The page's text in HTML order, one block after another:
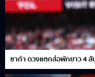
ซาก้า ดวงแตกส่อพักยาว 4